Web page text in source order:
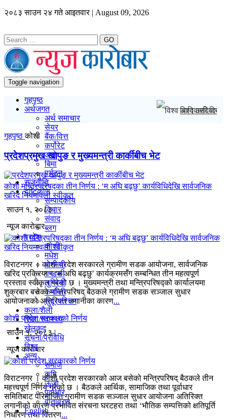
२०८३ साउन २४ गते आइतवार | August 09, 2026
GO
Toggle navigation
गृहपृष्ठ
अर्थजगत
अर्थ समाचार
सेयर
बैंक/वित्त
कर्पोरेट
अटो
बिमा
पर्यटन
राजनीति
दृष्टिकोण
सम्पादकीय
विचार
संवाद
ब्लग
प्रदेश
कोशी
मधेश
बागमती
गण्डकी
लुम्बिनी
कर्णाली
सुदूरपश्चिम
कला/शैली
शिक्षा/स्वास्थ्य
खेलकुद
सूचना/प्रविधि
विश्व
अन्य
समाज
कृषि
ऊर्जा
पूर्वाधार
वातावरण
English
विश्व आदिवासी
गृहपृष्ठकोशी
प्रदेशप्रमुख खापुङ र मुख्यमन्त्री कार्कीबीच भेट
कोशी मन्त्रिपरिषद्का तीन निर्णय : ‘म अघि बढ्छु’ कार्यविधिदेखि सार्वजनिक
खरिद नियमावली स्वीकृत
साउन १, २०८३ |
न्यूज काराेबार
विराटनगर । कोशी प्रदेश सरकारले ग्रामीण सडक आयोजना, सार्वजनिक
खरिद प्रक्रिया र ‘म अघि बढ्छु’ कार्यक्रमसँग सम्बन्धित तीन महत्वपूर्ण
प्रस्ताव स्वीकृत गरेको छ । मुख्यमन्त्री तथा मन्त्रिपरिषद्को कार्यालयमा
शुक्रबार बसेको मन्त्रिपरिषद् बैठकले ग्रामीण सडक सञ्जाल सुधार
आयोजनाको अतिरिक्त लगानीका कारण...
कोशी प्रदेश सरकारको निर्णय
साउन १, २०८३ |
न्यूज काराेबार
विराटनगर । कोशी प्रदेश सरकारको आज बसेको मन्त्रिपरिषद् बैठकले तीन
महत्त्वपूर्ण निर्णय गरेको छ । बैठकले आर्थिक, सामाजिक तथा पूर्वाधार
समितिबाट परिमार्जित ग्रामीण सडक सञ्जाल सुधार आयोजना अतिरिक्त
लगानीको कारण प्रभावित संरचना घरटहरा तथा ‘भौतिक सम्पत्तिको क्षतिपूर्ति
निर्धारण तथा वितरण...